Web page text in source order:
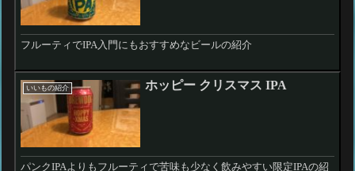
フルーティでIPA入門にもおすすめなビールの紹介
いいもの紹介 ホッピー クリスマス IPA
パンクIPAよりもフルーティで苦味も少なく飲みやすい限定IPAの紹